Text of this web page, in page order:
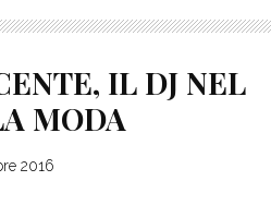
IL DJ NEL
MODA
2016